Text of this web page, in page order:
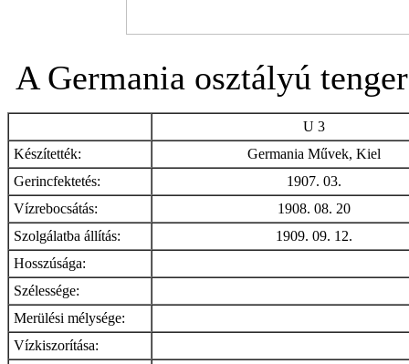
A Germania osztályú
U 3
Készítették:
Germania Művek, Kiel
Gerincfektetés:
1907. 03.
Vízrebocsátás:
1908. 08. 20
Szolgálatba állítás:
1909. 09. 12.
Hosszúsága:
Szélessége:
Merülési mélysége:
Vízkiszorítása: